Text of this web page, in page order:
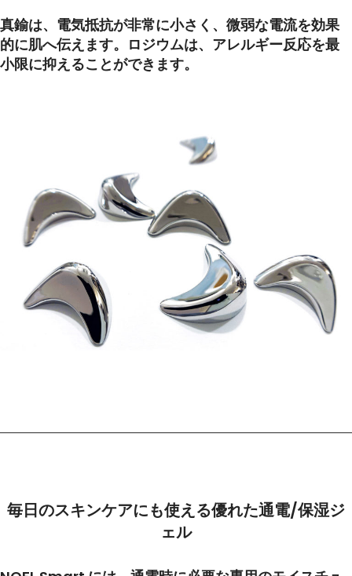
真鍮は、電気抵抗が非常に小さく、微弱な電流を効果
的に肌へ伝えます。ロジウムは、アレルギー反応を最
小限に抑えることができます。
毎日のスキンケアにも使える優れた通電/保湿ジ
ェル